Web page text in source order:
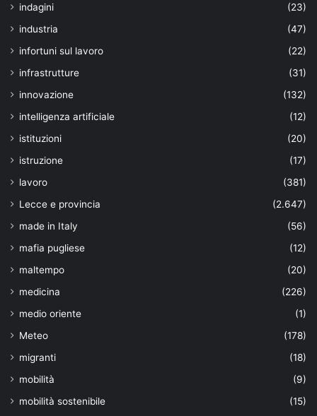
indagini
(23)
industria
(47)
infortuni sul lavoro
(22)
infrastrutture
(31)
innovazione
(132)
intelligenza artificiale
(12)
istituzioni
(20)
istruzione
(17)
lavoro
(381)
Lecce e provincia
(2.647)
made in Italy
(56)
mafia pugliese
(12)
maltempo
(20)
medicina
(226)
medio oriente
(1)
Meteo
(178)
migranti
(18)
mobilità
(9)
mobilità sostenibile
(15)